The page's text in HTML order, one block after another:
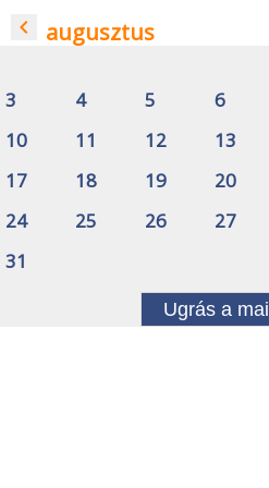
navigate_before augusztus
3
4 5 6
10
11 12 13
17
18 19 20
24
25 26 27
31
Ugrás a